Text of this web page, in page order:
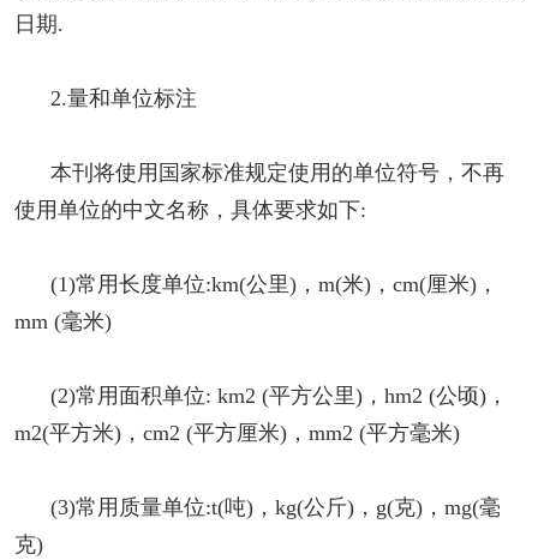
日期.
2.量和单位标注
本刊将使用国家标准规定使用的单位符号，不再
使用单位的中文名称，具体要求如下:
(1)常用长度单位:km(公里)，m(米)，cm(厘米)，
mm (毫米)
(2)常用面积单位: km2 (平方公里)，hm2 (公顷)，
m2(平方米)，cm2 (平方厘米)，mm2 (平方毫米)
(3)常用质量单位:t(吨)，kg(公斤)，g(克)，mg(毫
克)